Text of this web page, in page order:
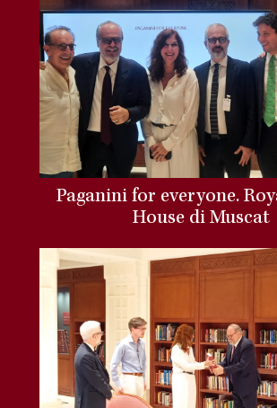
Paganini for everyone.
House di Muscat